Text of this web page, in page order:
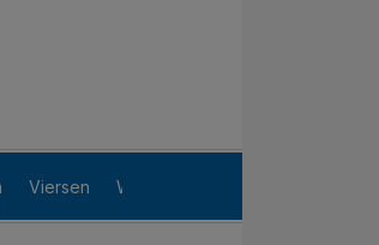
Viersen Willich